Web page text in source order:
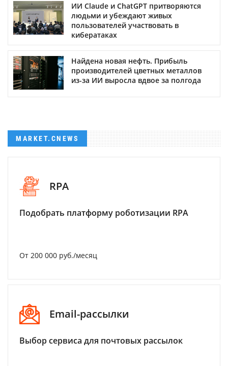
ИИ Claude и ChatGPT притворяются
людьми и убеждают живых
пользователей участвовать в
кибератаках
Найдена новая нефть. Прибыль
производителей цветных металлов
из-за ИИ выросла вдвое за полгода
MARKET.CNEWS
RPA
Подобрать платформу роботизации RPA
От 200 000 руб./месяц
Email-рассылки
Выбор сервиса для почтовых рассылок